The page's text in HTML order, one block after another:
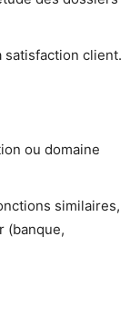
satisfaction client.
ou domaine
similaires,
(banque,